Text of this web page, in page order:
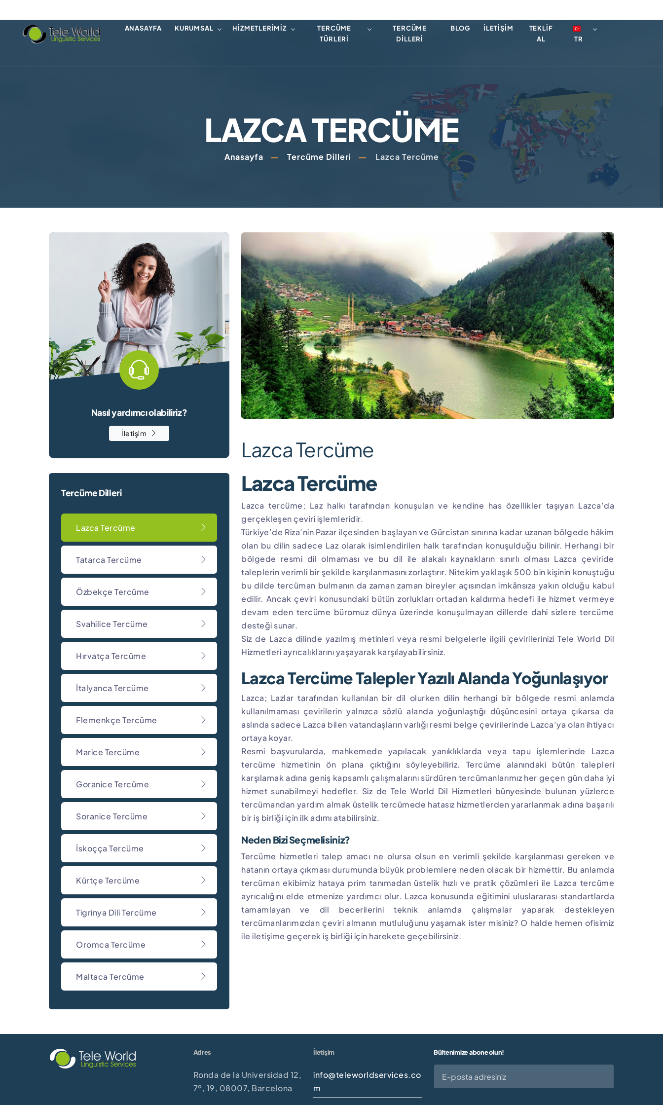
ANASAYFA KURUMSAL HIZMETLERIMIZ
TERCÜME
TÜRLERI
TERCÜME
DILLERI
BLOG İLETIŞIM
TEKLIF
AL
TR
LAZCA TERCÜME
Anasayfa Tercüme Dilleri Lazca Tercüme
Nasıl yardımcı olabiliriz?
İletişim
Tercüme Dilleri
Lazca Tercüme
Tatarca Tercüme
Özbekçe Tercüme
Svahilice Tercüme
Hırvatça Tercüme
İtalyanca Tercüme
Flemenkçe Tercüme
Marice Tercüme
Goranice Tercüme
Soranice Tercüme
İskoçça Tercüme
Kürtçe Tercüme
Tigrinya Dili Tercüme
Oromca Tercüme
Maltaca Tercüme
Lazca Tercüme
Lazca Tercüme
Lazca tercüme; Laz halkı tarafından konuşulan ve kendine has özellikler taşıyan Lazca’da
gerçekleşen çeviri işlemleridir.
Türkiye’de Riza’nin Pazar ilçesinden başlayan ve Gürcistan sınırına kadar uzanan bölgede hâkim
olan bu dilin sadece Laz olarak isimlendirilen halk tarafından konuşulduğu bilinir. Herhangi bir
bölgede resmi dil olmaması ve bu dil ile alakalı kaynakların sınırlı olması Lazca çeviride
taleplerin verimli bir şekilde karşılanmasını zorlaştırır. Nitekim yaklaşık 500 bin kişinin konuştuğu
bu dilde tercüman bulmanın da zaman zaman bireyler açısından imkânsıza yakın olduğu kabul
edilir. Ancak çeviri konusundaki bütün zorlukları ortadan kaldırma hedefi ile hizmet vermeye
devam eden tercüme büromuz dünya üzerinde konuşulmayan dillerde dahi sizlere tercüme
desteği sunar.
Siz de Lazca dilinde yazılmış metinleri veya resmi belgelerle ilgili çevirilerinizi Tele World Dil
Hizmetleri ayrıcalıklarını yaşayarak karşılayabilirsiniz.
Lazca Tercüme Talepler Yazılı Alanda Yoğunlaşıyor
Lazca; Lazlar tarafından kullanılan bir dil olurken dilin herhangi bir bölgede resmi anlamda
kullanılmaması çevirilerin yalnızca sözlü alanda yoğunlaştığı düşüncesini ortaya çıkarsa da
aslında sadece Lazca bilen vatandaşların varlığı resmi belge çevirilerinde Lazca’ya olan ihtiyacı
ortaya koyar.
Resmi başvurularda, mahkemede yapılacak yanıklıklarda veya tapu işlemlerinde Lazca
tercüme hizmetinin ön plana çıktığını söyleyebiliriz. Tercüme alanındaki bütün talepleri
karşılamak adına geniş kapsamlı çalışmalarını sürdüren tercümanlarımız her geçen gün daha iyi
hizmet sunabilmeyi hedefler. Siz de Tele World Dil Hizmetleri bünyesinde bulunan yüzlerce
tercümandan yardım almak üstelik tercümede hatasız hizmetlerden yararlanmak adına başarılı
bir iş birliği için ilk adımı atabilirsiniz.
Neden Bizi Seçmelisiniz?
Tercüme hizmetleri talep amacı ne olursa olsun en verimli şekilde karşılanması gereken ve
hatanın ortaya çıkması durumunda büyük problemlere neden olacak bir hizmettir. Bu anlamda
tercüman ekibimiz hataya prim tanımadan üstelik hızlı ve pratik çözümleri ile Lazca tercüme
ayrıcalığını elde etmenize yardımcı olur. Lazca konusunda eğitimini uluslararası standartlarda
tamamlayan ve dil becerilerini teknik anlamda çalışmalar yaparak destekleyen
tercümanlarımızdan çeviri almanın mutluluğunu yaşamak ister misiniz? O halde hemen ofisimiz
ile iletişime geçerek iş birliği için harekete geçebilirsiniz.
Adres
Ronda de la Universidad 12,
7º, 19, 08007, Barcelona
İletişim
info@teleworldservices.co
m
Bültenimize abone olun!